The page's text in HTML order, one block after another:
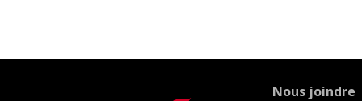
Nous joindre